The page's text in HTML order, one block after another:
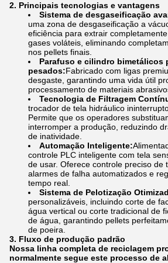
2. Principais tecnologias e vantagens
Sistema de desgaseificação
uma zona de desgaseificação a
eficiência para extrair
gases voláteis, eliminando
nos pellets finais.
Parafuso e cilindro bimetálicos
pesados:Fabricado com ligas
desgaste, garantindo uma vida útil
processamento de materiais
Tecnologia de Filtragem
trocador de tela hidráulico
Permite que os operadores
interromper a produção, reduzindo
de inatividade.
Automação Inteligente:
controle PLC inteligente com tela
de usar. Oferece controle preciso de
alarmes de falha automatizados e
tempo real.
Sistema de Pelotização
personalizáveis, incluindo corte de
água vertical ou corte tradicional de
de água, garantindo pellets
de poeira.
3. Fluxo de produção padrão
Nossa linha completa de reciclagem
normalmente segue este processo de